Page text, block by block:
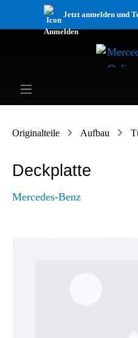
Jetzt anmelden und
Originalteile Aufbau
Deckplatte
Mercedes-Benz